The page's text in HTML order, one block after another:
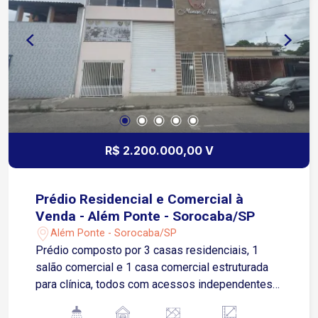
comercial A apenas 3 minutos da Avenida Pereira
da Silva 4 minutos da Avenida Dom Aguirre e da
Avenida José Joaquim de Lacerda 9 minutos da
Avenida São Paulo Fácil acesso à Rodovia
Castelinho, facilitando deslocamento para outras
regiões da cidade e municípios vizinhos Agende
sua visita!
R$ 2.200.000,00 V
Prédio Residencial e Comercial à
Venda - Além Ponte - Sorocaba/SP
Além Ponte - Sorocaba/SP
Prédio composto por 3 casas residenciais, 1
salão comercial e 1 casa comercial estruturada
para clínica, todos com acessos independentes